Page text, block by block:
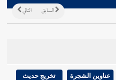
التالي السابق
عناوين الشجرة تخريج حديث